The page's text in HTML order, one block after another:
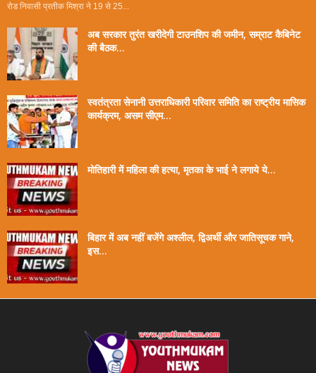
रोड निवासी प्रतीक मिश्रा ने 19 से 25...
अब सरकार तुरंत खरीदेगी टाउनशिप की जमीन, सम्राट कैबिनेट
की बैठक...
स्वतंत्रता सेनानी उत्तराधिकारी परिवार समिति का राष्ट्रीय मासिक
कार्यक्रम, असम सीएम...
मोतिहारी में महिला की हत्या, मृतका के भाई ने लगाये ये...
बिहार में अब नहीं बजेंगे अश्लील, द्विअर्थी और जातिसूचक गाने,
इस...